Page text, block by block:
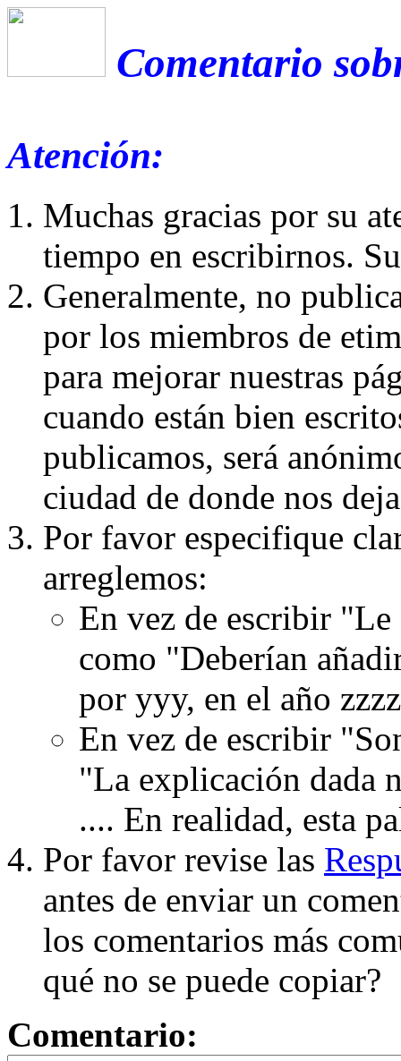
Comentario
Atención:
Muchas gracias por su
tiempo en escribirnos.
Generalmente, no
por los miembros de
para mejorar nuestras
cuando están bien
publicamos, será
ciudad de donde nos
Por favor especifique
arreglemos:
En vez de escribir
como "Deberían
por yyy, en el año
En vez de escribir
"La explicación dada
.... En realidad, esta
Por favor revise las
antes de enviar un
los comentarios más
qué no se puede copiar?
Comentario: